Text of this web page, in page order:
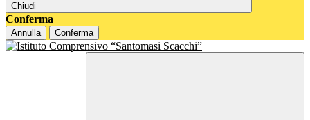
Chiudi
Conferma
Annulla Conferma